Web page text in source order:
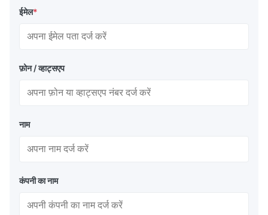
ईमेल*
फ़ोन / व्हाट्सएप
नाम
कंपनी का नाम